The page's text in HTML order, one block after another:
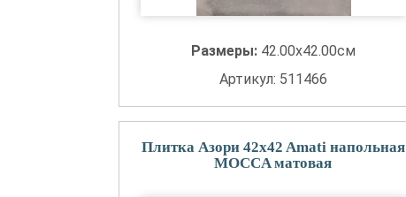
Размеры: 42.00x42.00см
Артикул: 511466
Плитка Азори 42x42 Amati напольная
MOCCA матовая